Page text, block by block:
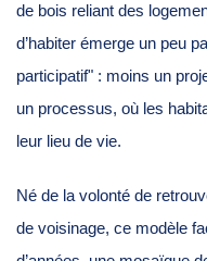
de bois reliant des
d’habiter émerge un peu
participatif" : moins un
un processus, où les
leur lieu de vie.
Né de la volonté de
de voisinage, ce modèle